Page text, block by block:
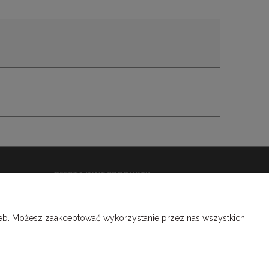
OFERTA INNE PRODUKTY
Gumki introligatorskie
Możesz zaakceptować wykorzystanie przez nas wszystkich